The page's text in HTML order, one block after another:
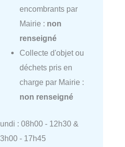
encombrants par
Mairie : non
renseigné
Collecte d'objet ou
déchets pris en
charge par Mairie :
non renseigné
: 08h00 - 12h30 &
- 17h45